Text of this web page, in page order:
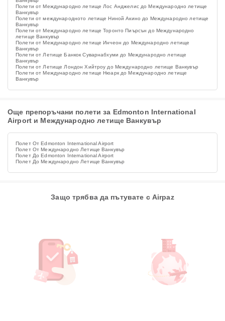
Полети от Международно летище Лос Анджелис до Международно летище
Ванкувър
Полети от международното летище Ниной Акино до Международно летище
Ванкувър
Полети от Международно летище Торонто Пиърсън до Международно
летище Ванкувър
Полети от Международно летище Инчеон до Международно летище
Ванкувър
Полети от Летище Банкок Суварнабхуми до Международно летище
Ванкувър
Полети от Летище Лондон Хийтроу до Международно летище Ванкувър
Полети от Международно летище Нюарк до Международно летище
Ванкувър
Още препоръчани полети за Edmonton International
Airport и Международно летище Ванкувър
Полет От Edmonton International Airport
Полет От Международно Летище Ванкувър
Полет До Edmonton International Airport
Полет До Международно Летище Ванкувър
Защо трябва да пътувате с Airpaz